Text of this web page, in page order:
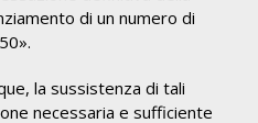
di un numero di
la sussistenza di tali
necessaria e sufficiente